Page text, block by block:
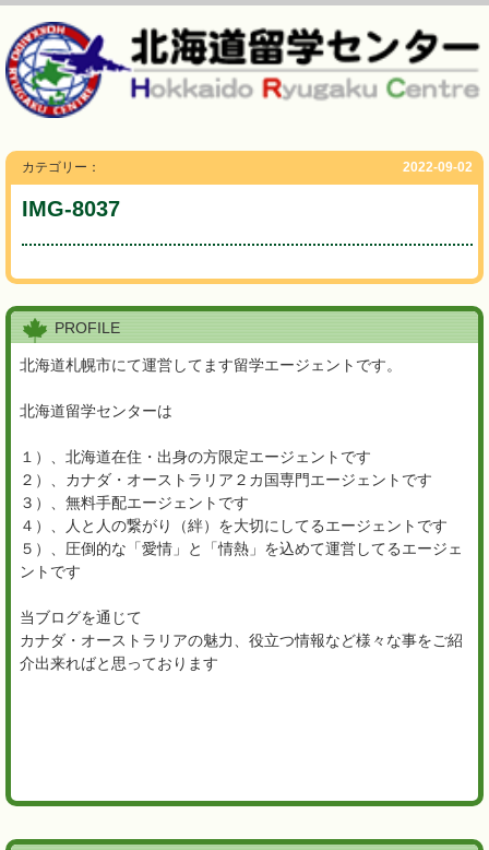
カテゴリー： 2022-09-02
IMG-8037
PROFILE
北海道札幌市にて運営してます留学エージェントです。
北海道留学センターは
１）、北海道在住・出身の方限定エージェントです
２）、カナダ・オーストラリア２カ国専門エージェントです
３）、無料手配エージェントです
４）、人と人の繋がり（絆）を大切にしてるエージェントです
５）、圧倒的な「愛情」と「情熱」を込めて運営してるエージェ
ントです
当ブログを通じて
カナダ・オーストラリアの魅力、役立つ情報など様々な事をご紹
介出来ればと思っております